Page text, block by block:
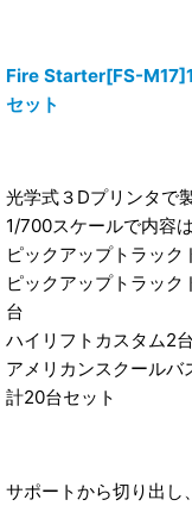
Fire Starter[FS-
セット
光学式３Dプリンタで
1/700スケールで内容は
ピックアップトラッ
ピックアップトラッ
台
ハイリフトカスタム2台
アメリカンスクールバ
計20台セット
サポートから切り出し